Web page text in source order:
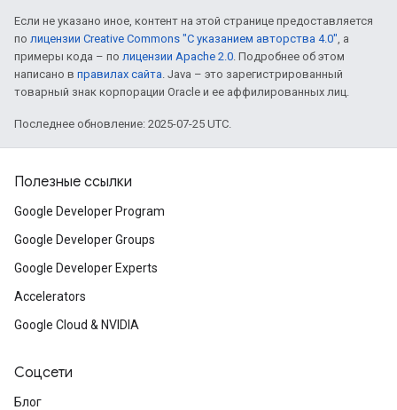
Если не указано иное, контент на этой странице предоставляется
по лицензии Creative Commons "С указанием авторства 4.0", а
примеры кода – по лицензии Apache 2.0. Подробнее об этом
написано в правилах сайта. Java – это зарегистрированный
товарный знак корпорации Oracle и ее аффилированных лиц.
Последнее обновление: 2025-07-25 UTC.
Полезные ссылки
Google Developer Program
Google Developer Groups
Google Developer Experts
Accelerators
Google Cloud & NVIDIA
Соцсети
Блог